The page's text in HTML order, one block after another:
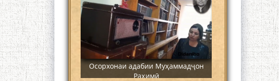
Осорхонаи адабии Муҳаммадҷон
Раҳимӣ